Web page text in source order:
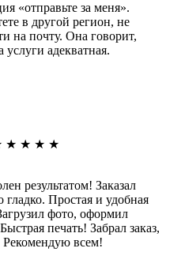
«отправьте за меня».
в другой регион, не
на почту. Она говорит,
адекватная.
★ ★ ★ ★
результатом! Заказал
Простая и удобная
фото, оформил
печать! Забрал заказ,
Рекомендую всем!